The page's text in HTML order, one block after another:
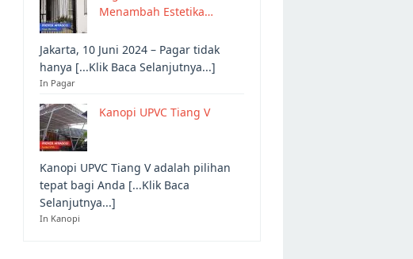
Menambah Estetika…
Jakarta, 10 Juni 2024 – Pagar tidak
hanya [...Klik Baca Selanjutnya...]
In Pagar
Kanopi UPVC Tiang V
Kanopi UPVC Tiang V adalah pilihan
tepat bagi Anda [...Klik Baca
Selanjutnya...]
In Kanopi